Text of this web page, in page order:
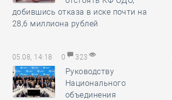
добившись отказа в иске почти на
28,6 миллиона рублей
05.08, 14:18 0 323
Руководству
Национального
объединения